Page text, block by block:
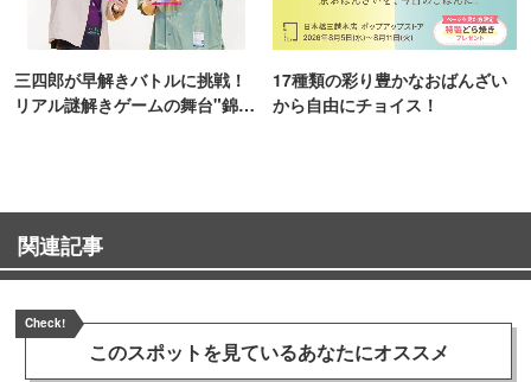
三四郎が早解きバトルに挑戦！
リアル謎解きゲームの舞台"錦糸
17種類の彩り豊かなおばんざい
から自由にチョイス！
関連記事
Check!
このスポットを見ているあなたにオススメ